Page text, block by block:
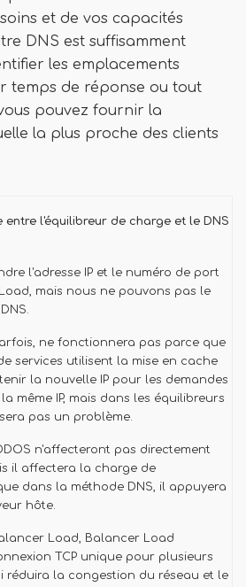
et de vos capacités
DNS est suffisamment
les emplacements
temps de réponse ou tout
pouvez fournir la
la plus proche des clients
l'équilibreur de charge et le DNS
l'adresse IP et le numéro de port
mais nous ne pouvons pas le
ne fonctionnera pas parce que
services utilisent la mise en cache
la nouvelle IP pour les demandes
même IP, mais dans les équilibreurs
pas un problème.
n'affecteront pas directement
il affectera la charge de
dans la méthode DNS, il appuyera
hôte.
Load, Balancer Load
TCP unique pour plusieurs
réduira la congestion du réseau et le